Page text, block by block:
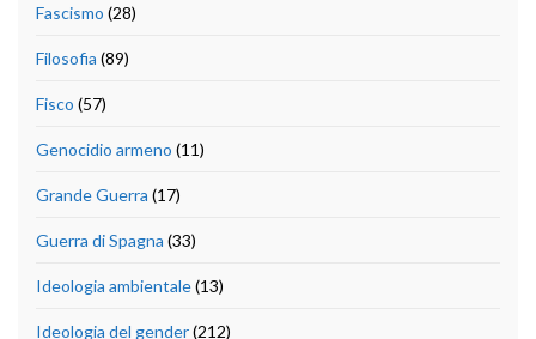
Fascismo (28)
Filosofia (89)
Fisco (57)
Genocidio armeno (11)
Grande Guerra (17)
Guerra di Spagna (33)
Ideologia ambientale(13)
Ideologia del gender(212)